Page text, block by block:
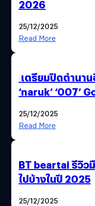
2026
25/12/2025
Read More
เตรียมปิดตำนาน
‘naruk’ ‘007’
25/12/2025
Read More
BT beartai รีวิว
ไปบ้างในปี 2025
25/12/2025